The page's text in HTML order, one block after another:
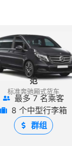
范
标准奔驰厢式货车
最多 7 名乘客
8 个中型行李箱
群组